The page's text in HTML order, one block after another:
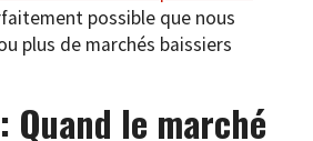
possible que nous
plus de marchés baissiers
Quand le marché